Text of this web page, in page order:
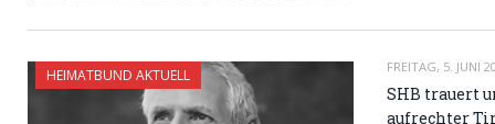
HEIMATBUND AKTUELL FREITAG, 5. JUNI
SHB trauert
aufrechter